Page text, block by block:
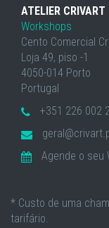
ATELIER CRIVART
Workshops
Cento Comercial
Loja 49, piso -1
4050-014 Porto
Portugal
+351 226 002
Agende o seu
* Custo de uma
tarifário.